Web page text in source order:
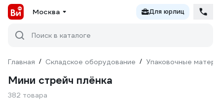
Москва Для юрлиц
Поиск в каталоге
Главная / Складское оборудование / Упаковочные
Мини стрейч плёнка
382 товара